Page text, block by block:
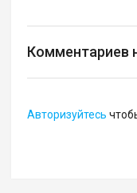
Комментариев
Авторизуйтесь